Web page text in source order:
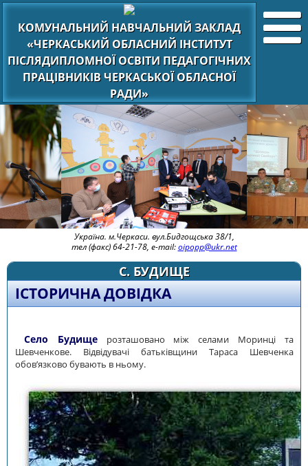
КОМУНАЛЬНИЙ НАВЧАЛЬНИЙ ЗАКЛАД
«ЧЕРКАСЬКИЙ ОБЛАСНИЙ ІНСТИТУТ
ПІСЛЯДИПЛОМНОЇ ОСВІТИ ПЕДАГОГІЧНИХ
ПРАЦІВНИКІВ ЧЕРКАСЬКОЇ ОБЛАСНОЇ
РАДИ»
Україна. м.Черкаси. вул.Бидгощська 38/1,
тел (факс) 64-21-78, e-mail:oipopp@ukr.net
С. БУДИЩЕ
ІСТОРИЧНА ДОВІДКА
Село Будищерозташовано між селами Моринці та
Шевченкове. Відвідувачі батьківщини Тараса Шевченка
обов’язково бувають в ньому.